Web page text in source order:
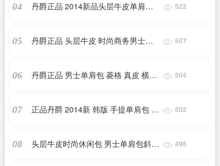
04
丹爵正品 2014新品头层牛皮单肩包
522
05
丹爵正品 头层牛皮 时尚商务男士手
507
06
丹爵正品 男士单肩包 菱格 真皮 横款
504
07
正品丹爵 2014新 韩版 手提单肩包 商
502
08
头层牛皮时尚休闲包 男士单肩包斜挎
496